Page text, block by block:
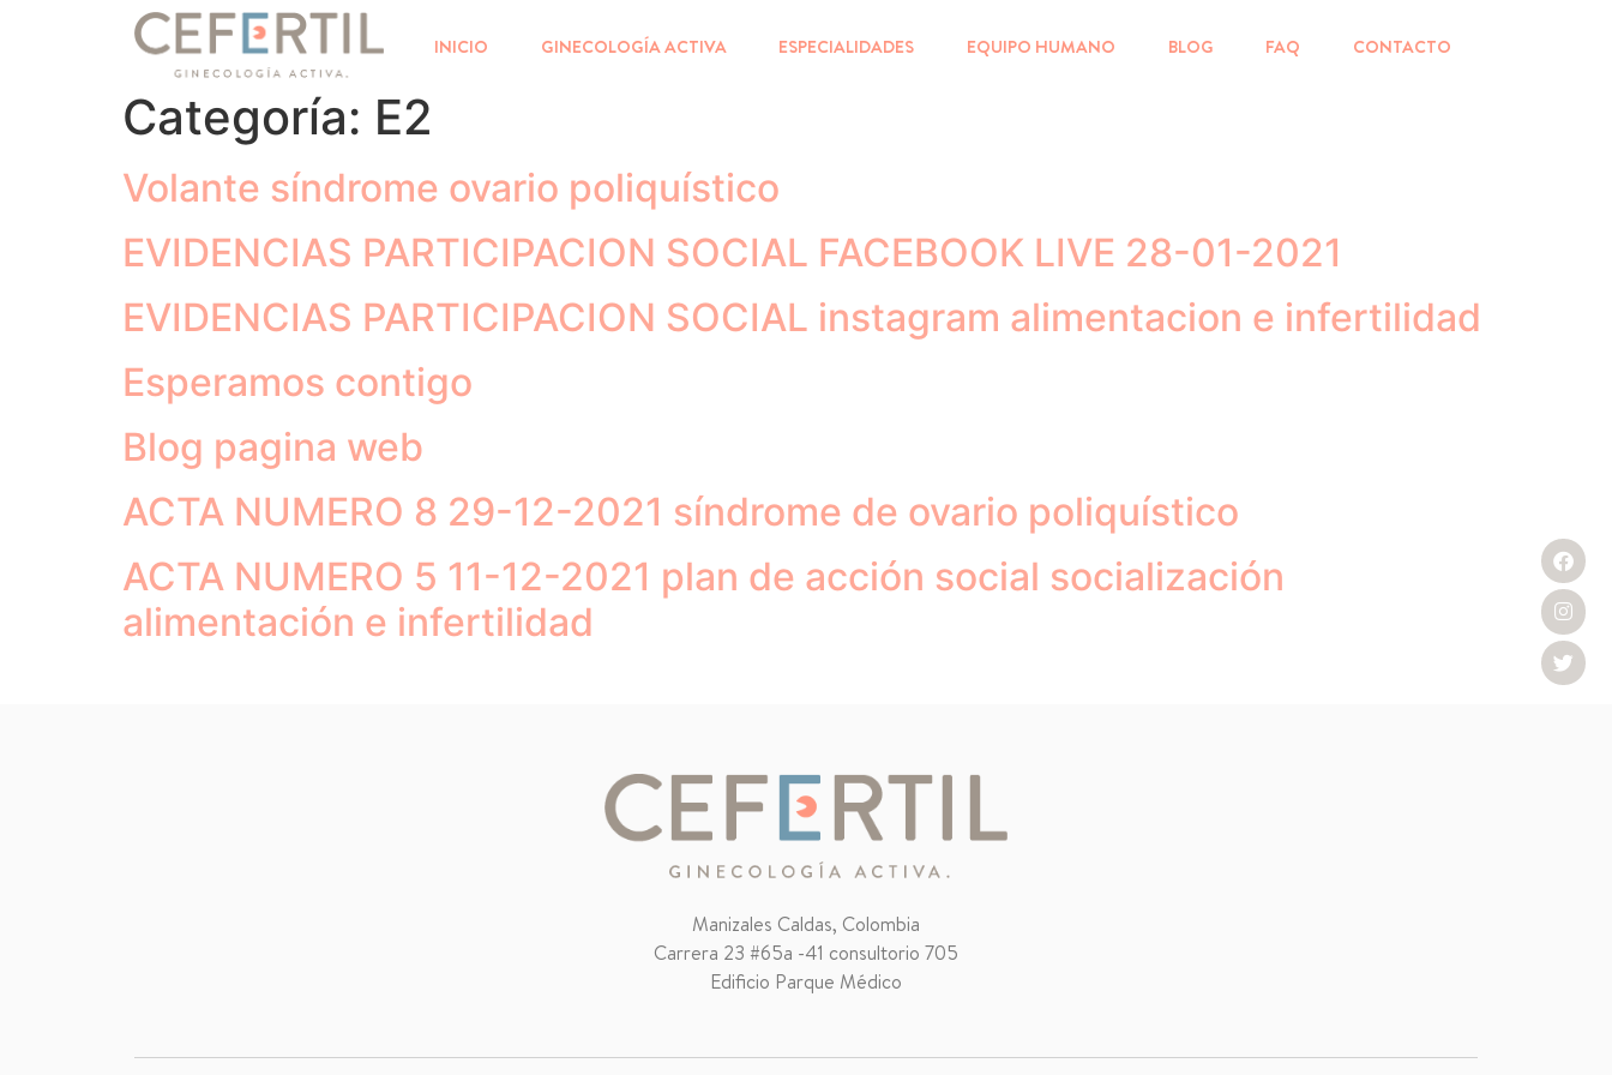
INICIO GINECOLOGÍA ACTIVA ESPECIALIDADES EQUIPO HUMANO BLOG FAQ CONTACTO
Categoría: E2
Volante síndrome ovario poliquístico
EVIDENCIAS PARTICIPACION SOCIAL FACEBOOK LIVE 28-01-2021
EVIDENCIAS PARTICIPACION SOCIAL instagram alimentacion e infertilidad
Esperamos contigo
Blog pagina web
ACTA NUMERO 8 29-12-2021 síndrome de ovario poliquístico
ACTA NUMERO 5 11-12-2021 plan de acción social socialización
alimentación e infertilidad
Manizales Caldas, Colombia
Carrera 23 #65a -41 consultorio 705
Edificio Parque Médico